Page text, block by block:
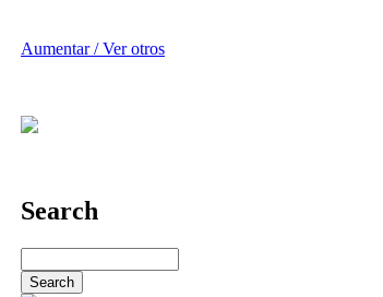
Aumentar / Ver otros
Search